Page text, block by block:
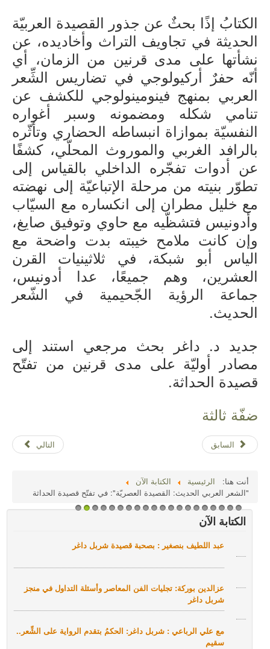
الكتابُ إذًا بحثٌ عن جذور القصيدة العربيّة
الحديثة في تجاويف التراث وأخاديده، عن
نشأتها على مدى قرنين من الزمان، أي
أنّه حفرٌ أركيولوجي في تضاريس الشِّعر
العربي بمنهج فينومينولوجي للكشف عن
تنامي شكله ومضمونه وسبر أغواره
النفسيّة بموازاة انبساطه الحضاري وتأثّره
بالرافد الغربي والموروث المحلّي، كشفًا
عن أدوات تفجّره الداخلي بالقياس إلى
تطوّر بنيته من مرحلة الإتباعيّة إلى نهضته
مع خليل مطران إلى انكساره مع السيّاب
وأدونيس فتشظّيه مع حاوي وتوفيق صايغ،
وإن كانت ملامح خيبته بدت واضحة مع
الياس أبو شبكة، في ثلاثينيات القرن
العشرين، وهم جميعًا، عدا أدونيس،
جماعة الرؤية الجّحيمية في الشّعر
الحديث.
جديد د. داغر بحث مرجعي استند إلى
مصادر أوليّة على مدى قرنين من تفتّح
قصيدة الحداثة.
ضفّة ثالثة
السابق التالي
أنت هنا: الرئيسية
الكتابة الآن
"الشعر العربي الحديث: القصيدة العصريّة": في تفتّح قصيدة الحداثة
الكتابة الآن
1
6
1
7
1
8
1
9
2
0
مع عباس ثائر : عن الشاعر ومطرقته
عصام خليفة : عن شربل داغر
مع أيمن باي : القصيدة تتحول إلى مغامرة